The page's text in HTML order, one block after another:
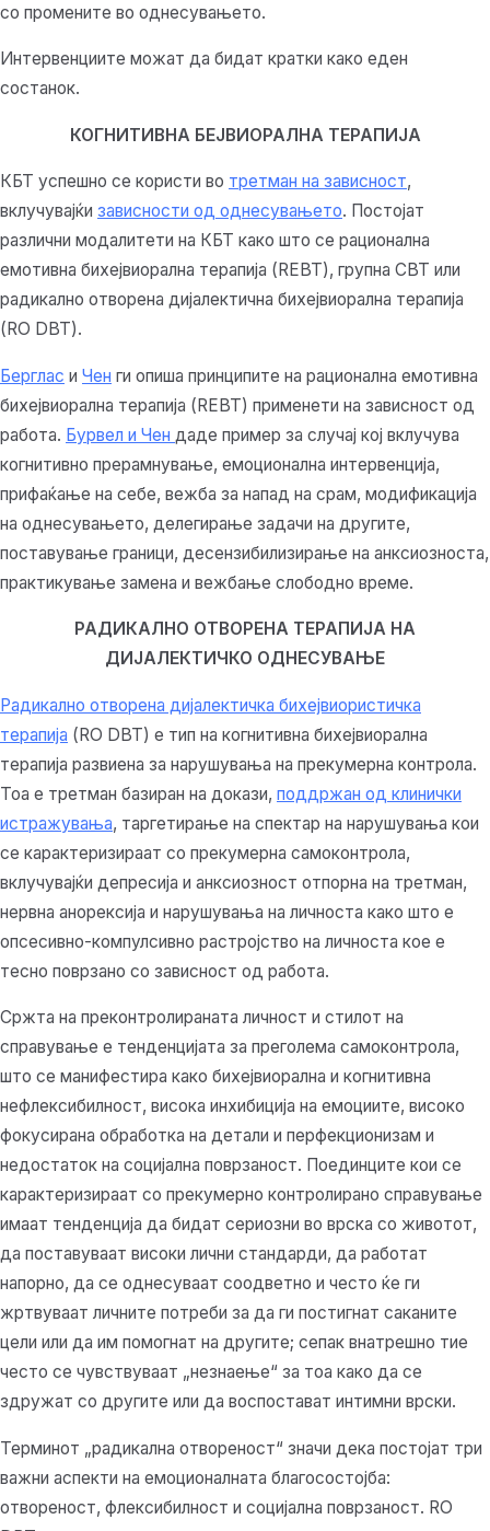
со промените во однесувањето.
Интервенциите можат да бидат кратки како еден
состанок.
КОГНИТИВНА БЕЈВИОРАЛНА ТЕРАПИЈА
КБТ успешно се користи во третман на зависност,
вклучувајќи зависности од однесувањето. Постојат
различни модалитети на КБТ како што се рационална
емотивна бихејвиорална терапија (REBT), групна CBT или
радикално отворена дијалектична бихејвиорална терапија
(RO DBT).
Берглас и Чен ги опиша принципите на рационална емотивна
бихејвиорална терапија (REBT) применети на зависност од
работа. Бурвел и Чен даде пример за случај кој вклучува
когнитивно прерамнување, емоционална интервенција,
прифаќање на себе, вежба за напад на срам, модификација
на однесувањето, делегирање задачи на другите,
поставување граници, десензибилизирање на анксиозноста,
практикување замена и вежбање слободно време.
РАДИКАЛНО ОТВОРЕНА ТЕРАПИЈА НА
ДИЈАЛЕКТИЧКО ОДНЕСУВАЊЕ
Радикално отворена дијалектичка бихејвиористичка
терапија (RO DBT) е тип на когнитивна бихејвиорална
терапија развиена за нарушувања на прекумерна контрола.
Тоа е третман базиран на докази, поддржан од клинички
истражувања, таргетирање на спектар на нарушувања кои
се карактеризираат со прекумерна самоконтрола,
вклучувајќи депресија и анксиозност отпорна на третман,
нервна анорексија и нарушувања на личноста како што е
опсесивно-компулсивно растројство на личноста кое е
тесно поврзано со зависност од работа.
Сржта на преконтролираната личност и стилот на
справување е тенденцијата за преголема самоконтрола,
што се манифестира како бихејвиорална и когнитивна
нефлексибилност, висока инхибиција на емоциите, високо
фокусирана обработка на детали и перфекционизам и
недостаток на социјална поврзаност. Поединците кои се
карактеризираат со прекумерно контролирано справување
имаат тенденција да бидат сериозни во врска со животот,
да поставуваат високи лични стандарди, да работат
напорно, да се однесуваат соодветно и често ќе ги
жртвуваат личните потреби за да ги постигнат саканите
цели или да им помогнат на другите; сепак внатрешно тие
често се чувствуваат „незнаење“ за тоа како да се
здружат со другите или да воспостават интимни врски.
Терминот „радикална отвореност“ значи дека постојат три
важни аспекти на емоционалната благосостојба:
отвореност, флексибилност и социјална поврзаност. RO